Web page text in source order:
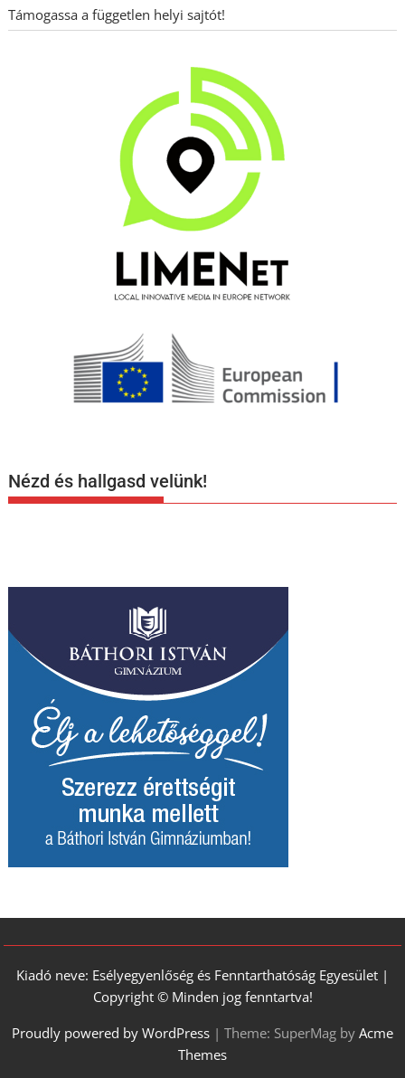
Támogassa a független helyi sajtót!
Nézd és hallgasd velünk!
Kiadó neve: Esélyegyenlőség és Fenntarthatóság Egyesület |
Copyright © Minden jog fenntartva!
Proudly powered by WordPress | Theme: SuperMag by Acme
Themes